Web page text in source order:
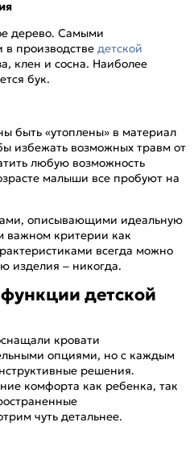
дерево. Самыми
производстве детской
клен и сосна. Наиболее
бук.
быть «утоплены» в материал
избежать возможных травм от
любую возможность
малыши все пробуют на
описывающими идеальную
важном критерии как
всегда можно
изделия – никогда.
детской
кровати
опциями, но с каждым
решения.
комфорта как ребенка, так
чуть детальнее.